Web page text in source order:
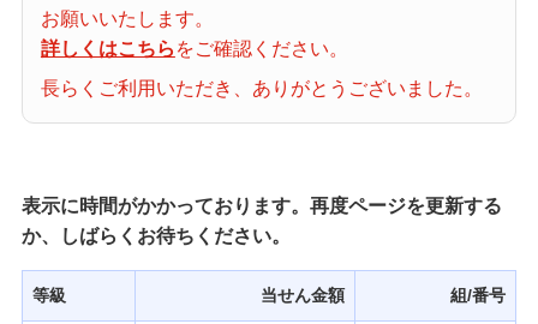
宝くじの購入・照会
宝くじ商品一覧
初めての方へ
みずほ銀行店舗・ATM
お願いいたします。
詳しくはこちら をご確認ください。
長らくご利用いただき、ありがとうございました。
表示に時間がかかっております。再度ページを更新する
か、しばらくお待ちください。
等級 当せん金額 組/番号